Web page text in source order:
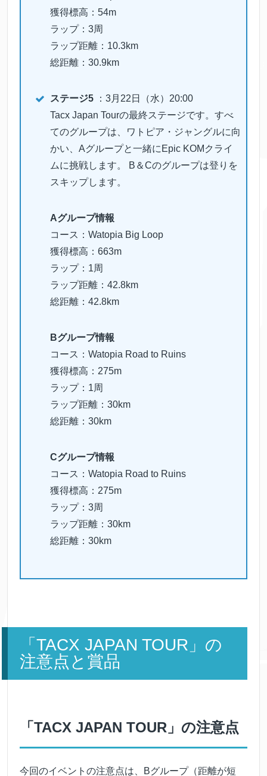
獲得標高：54m
ラップ：3周
ラップ距離：10.3km
総距離：30.9km
ステージ5
：3月22日（水）20:00
Tacx Japan Tourの最終ステージです。すべ
てのグループは、ワトピア・ジャングルに向
かい、Aグループと一緒にEpic KOMクライ
ムに挑戦します。 B＆Cのグループは登りを
スキップします。
Aグループ情報
コース：Watopia Big Loop
獲得標高：663m
ラップ：1周
ラップ距離：42.8km
総距離：42.8km
Bグループ情報
コース：Watopia Road to Ruins
獲得標高：275m
ラップ：1周
ラップ距離：30km
総距離：30km
Cグループ情報
コース：Watopia Road to Ruins
獲得標高：275m
ラップ：3周
ラップ距離：30km
総距離：30km
「TACX JAPAN TOUR」の
注意点と賞品
「TACX JAPAN TOUR」の注意点
今回のイベントの注意点は、Bグループ（距離が短